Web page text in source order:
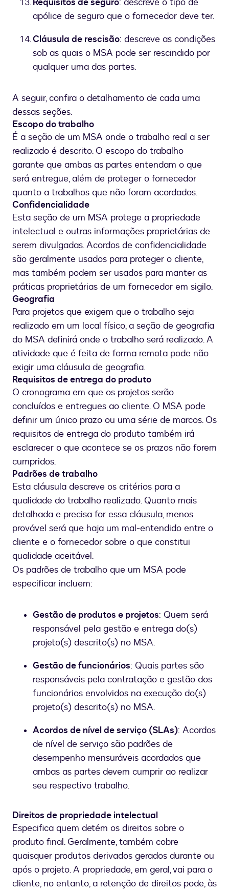
apólice de seguro que o fornecedor deve ter.
Cláusula de rescisão: descreve as condições
sob as quais o MSA pode ser rescindido por
qualquer uma das partes.
A seguir, confira o detalhamento de cada uma
dessas seções.
Escopo do trabalho
É a seção de um MSA onde o trabalho real a ser
realizado é descrito. O escopo do trabalho
garante que ambas as partes entendam o que
será entregue, além de proteger o fornecedor
quanto a trabalhos que não foram acordados.
Confidencialidade
Esta seção de um MSA protege a propriedade
intelectual e outras informações proprietárias de
serem divulgadas. Acordos de confidencialidade
são geralmente usados para proteger o cliente,
mas também podem ser usados para manter as
práticas proprietárias de um fornecedor em sigilo.
Geografia
Para projetos que exigem que o trabalho seja
realizado em um local físico, a seção de geografia
do MSA definirá onde o trabalho será realizado. A
atividade que é feita de forma remota pode não
exigir uma cláusula de geografia.
Requisitos de entrega do produto
O cronograma em que os projetos serão
concluídos e entregues ao cliente. O MSA pode
definir um único prazo ou uma série de marcos. Os
requisitos de entrega do produto também irá
esclarecer o que acontece se os prazos não forem
cumpridos.
Padrões de trabalho
Esta cláusula descreve os critérios para a
qualidade do trabalho realizado. Quanto mais
detalhada e precisa for essa cláusula, menos
provável será que haja um mal-entendido entre o
cliente e o fornecedor sobre o que constitui
qualidade aceitável.
Os padrões de trabalho que um MSA pode
especificar incluem:
Gestão de produtos e projetos: Quem será
responsável pela gestão e entrega do(s)
projeto(s) descrito(s) no MSA.
Gestão de funcionários: Quais partes são
responsáveis pela contratação e gestão dos
funcionários envolvidos na execução do(s)
projeto(s) descrito(s) no MSA.
Acordos de nível de serviço (SLAs): Acordos
de nível de serviço são padrões de
desempenho mensuráveis acordados que
ambas as partes devem cumprir ao realizar
seu respectivo trabalho.
Direitos de propriedade intelectual
Especifica quem detém os direitos sobre o
produto final. Geralmente, também cobre
quaisquer produtos derivados gerados durante ou
após o projeto. A propriedade, em geral, vai para o
cliente, no entanto, a retenção de direitos pode, às